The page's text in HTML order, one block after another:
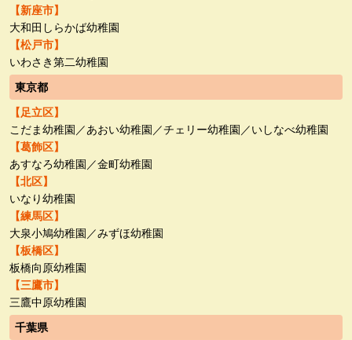
【新座市】
大和田しらかば幼稚園
【松戸市】
いわさき第二幼稚園
東京都
【足立区】
こだま幼稚園／あおい幼稚園／チェリー幼稚園／いしなべ幼稚園
【葛飾区】
あすなろ幼稚園／金町幼稚園
【北区】
いなり幼稚園
【練馬区】
大泉小鳩幼稚園／みずほ幼稚園
【板橋区】
板橋向原幼稚園
【三鷹市】
三鷹中原幼稚園
千葉県